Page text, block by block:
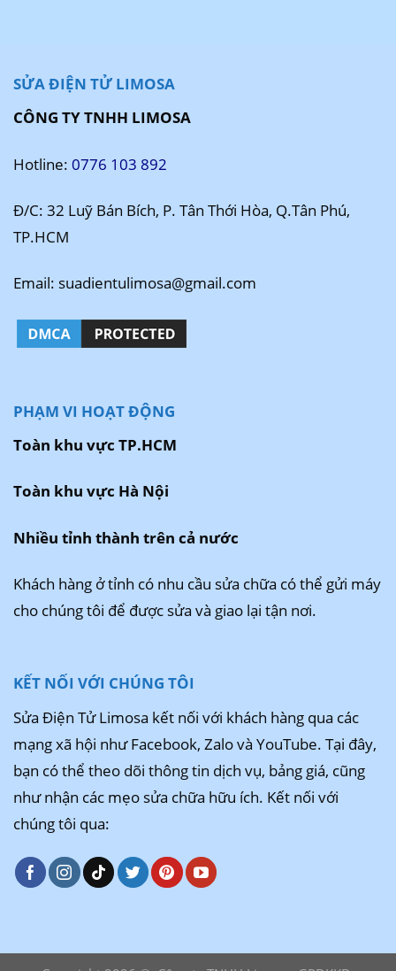
SỬA ĐIỆN TỬ LIMOSA
CÔNG TY TNHH LIMOSA
Hotline: 0776 103 892
Đ/C: 32 Luỹ Bán Bích, P. Tân Thới Hòa, Q.Tân Phú,
TP.HCM
Email: suadientulimosa@gmail.com
PHẠM VI HOẠT ĐỘNG
Toàn khu vực TP.HCM
Toàn khu vực Hà Nội
Nhiều tỉnh thành trên cả nước
Khách hàng ở tỉnh có nhu cầu sửa chữa có thể gửi máy
cho chúng tôi để được sửa và giao lại tận nơi.
KẾT NỐI VỚI CHÚNG TÔI
Sửa Điện Tử Limosa kết nối với khách hàng qua các
mạng xã hội như Facebook, Zalo và YouTube. Tại đây,
bạn có thể theo dõi thông tin dịch vụ, bảng giá, cũng
như nhận các mẹo sửa chữa hữu ích. Kết nối với
chúng tôi qua: